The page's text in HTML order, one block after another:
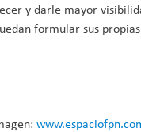
y darle mayor
formular sus